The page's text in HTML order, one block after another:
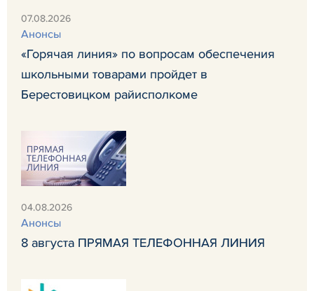
07.08.2026
Анонсы
«Горячая линия» по вопросам обеспечения
школьными товарами пройдет в
Берестовицком райисполкоме
04.08.2026
Анонсы
8 августа ПРЯМАЯ ТЕЛЕФОННАЯ ЛИНИЯ